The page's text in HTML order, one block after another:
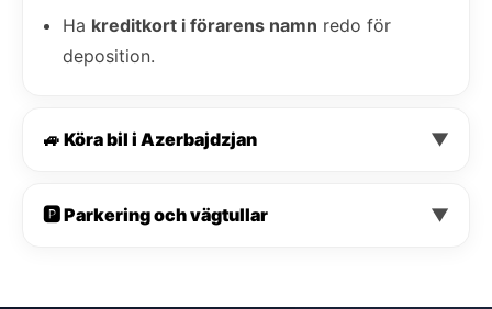
Ha kreditkort i förarens namn redo för
deposition.
🚙 Köra bil i Azerbajdzjan ▼
🅿️ Parkering och vägtullar ▼